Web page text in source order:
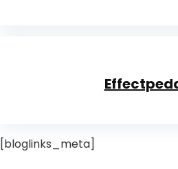
[bloglinks_meta]